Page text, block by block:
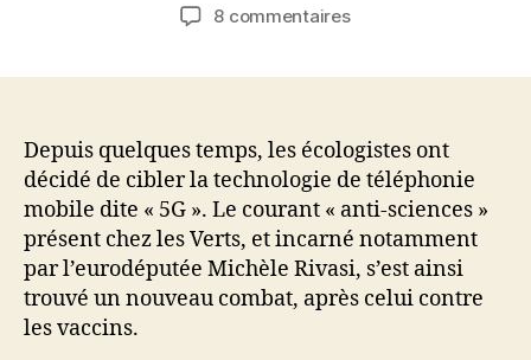
8 commentairessur
5G
Depuis quelques temps, les écologistes ont
décidé de cibler la technologie de téléphonie
mobile dite « 5G ». Le courant « anti-sciences »
présent chez les Verts, et incarné notamment
par l’eurodéputée Michèle Rivasi, s’est ainsi
trouvé un nouveau combat, après celui contre
les vaccins.